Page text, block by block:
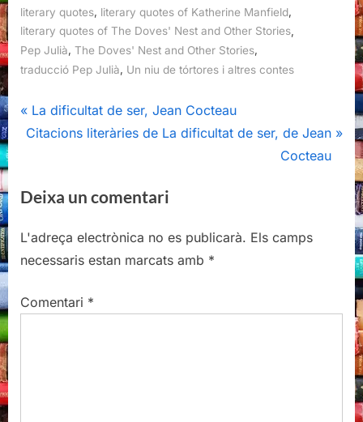
literary quotes literary quotes of Katherine Manfield
literary quotes of The Doves' Nest and Other Stories
Pep Julià, The Doves' Nest and Other Stories,
traducció Pep Julià, Un niu de tórtores i altres contes
Navegació
P
r
i
u
s
o
La dificultat de ser, Jean Cocteau
N
t
o
s
:
Citacions literàries de La dificultat de ser, de Jean
Cocteau
Deixa un comentari
L'adreça electrònica no es publicarà. Els camps
necessaris estan marcats amb *
Comentari *